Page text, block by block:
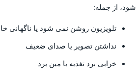
شود، از جمله:
تلویزیون روشن نمی شود یا
نداشتن تصویر یا صدای ضعیف
خرابی برد تغذیه یا مین برد